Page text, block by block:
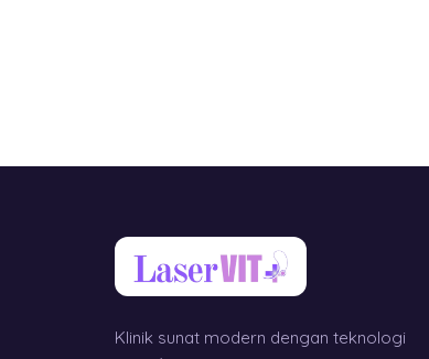
Klinik sunat modern dengan teknologi